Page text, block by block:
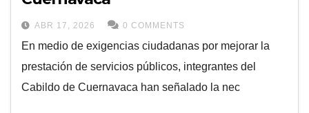
ABR 17, 2026 0 COMMENTS
En medio de exigencias ciudadanas por mejorar la
prestación de servicios públicos, integrantes del
Cabildo de Cuernavaca han señalado la nec